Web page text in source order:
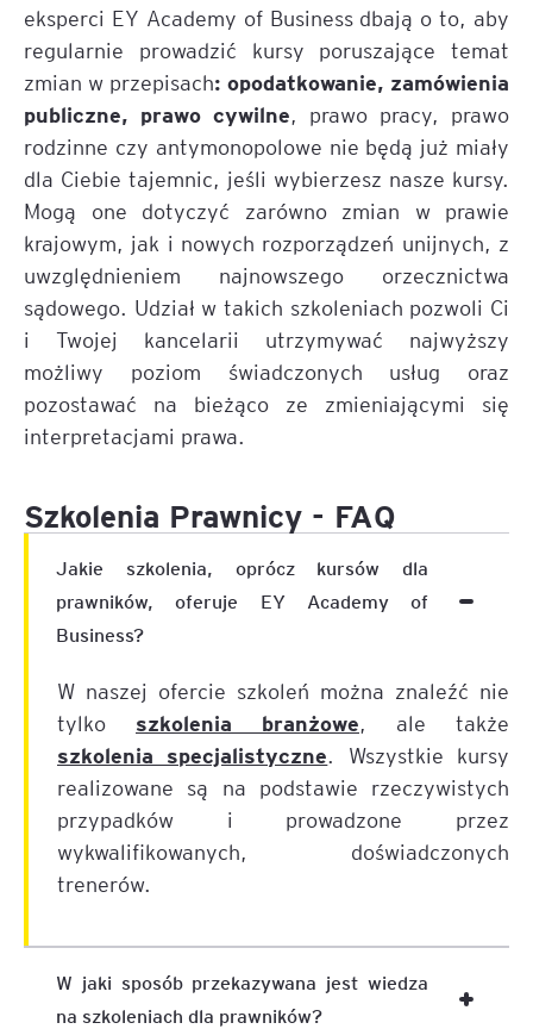
eksperci EY Academy of Business dbają o to, aby
regularnie prowadzić kursy poruszające temat
zmian w przepisach: opodatkowanie, zamówienia
publiczne, prawo cywilne , prawo pracy, prawo
rodzinne czy antymonopolowe nie będą już miały
dla Ciebie tajemnic, jeśli wybierzesz nasze kursy.
Mogą one dotyczyć zarówno zmian w prawie
krajowym, jak i nowych rozporządzeń unijnych, z
uwzględnieniem najnowszego orzecznictwa
sądowego. Udział w takich szkoleniach pozwoli Ci
i Twojej kancelarii utrzymywać najwyższy
możliwy poziom świadczonych usług oraz
pozostawać na bieżąco ze zmieniającymi się
interpretacjami prawa.
Szkolenia Prawnicy - FAQ
Jakie szkolenia, oprócz kursów dla
prawników, oferuje EY Academy of
Business?
W naszej ofercie szkoleń można znaleźć nie
tylko szkolenia branżowe , ale także
szkolenia specjalistyczne . Wszystkie kursy
realizowane są na podstawie rzeczywistych
przypadków i prowadzone przez
wykwalifikowanych, doświadczonych
trenerów.
W jaki sposób przekazywana jest wiedza
na szkoleniach dla prawników?